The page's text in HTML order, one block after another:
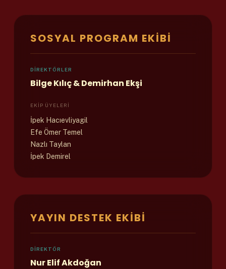
SOSYAL PROGRAM EKIBI
DIREKTÖRLER
Bilge Kılıç & Demirhan Ekşi
EKIP ÜYELERI
İpek Hacıevliyagil
Efe Ömer Temel
Nazlı Taylan
İpek Demirel
YAYIN DESTEK EKIBI
DIREKTÖR
Nur Elif Akdoğan